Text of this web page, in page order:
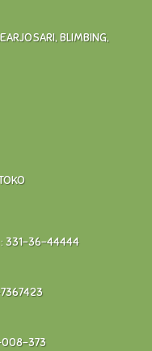
BLIMBING,
: 331-36-44444
008-373